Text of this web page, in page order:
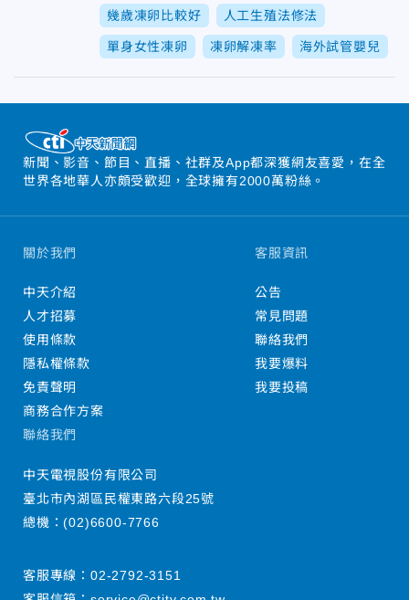
幾歲凍卵比較好 人工生殖法修法
單身女性凍卵 凍卵解凍率 海外試管嬰兒
新聞、影音、節目、直播、社群及App都深獲網友喜愛，在全
世界各地華人亦頗受歡迎，全球擁有2000萬粉絲。
關於我們
中天介紹
人才招募
使用條款
隱私權條款
免責聲明
商務合作方案
客服資訊
公告
常見問題
聯絡我們
我要爆料
我要投稿
聯絡我們
中天電視股份有限公司
臺北市內湖區民權東路六段25號
總機：(02)6600-7766
客服專線： 02-2792-3151